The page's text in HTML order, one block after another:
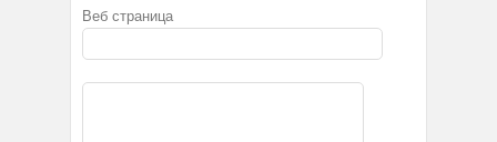
Веб страница